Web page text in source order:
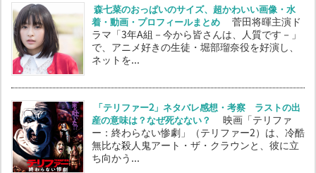
森七菜のおっぱいのサイズ、超かわいい画像・水
着・動画・プロフィールまとめ
菅田将暉主演ド
ラマ「3年A組－今から皆さんは、人質です－」
で、アニメ好きの生徒・堀部瑠奈役を好演し、
ネットを...
「テリファー2」ネタバレ感想・考察 ラストの出
産の意味は？なぜ死なない？
映画「テリファ
ー：終わらない惨劇」（テリファー2）は、冷酷
無比な殺人鬼アート・ザ・クラウンと、彼に立
ち向かう...